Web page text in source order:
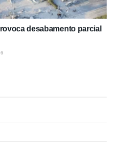
desabamento parcial